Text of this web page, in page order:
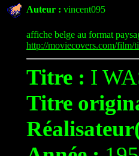
Auteur : vincent095
affiche belge au format
http://moviecovers.com/
Titre : I
Titre